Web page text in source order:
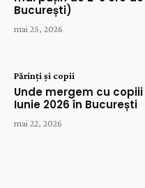
București)
mai 25, 2026
Părinți și copii
Unde mergem cu copiii
Iunie 2026 în București
mai 22, 2026